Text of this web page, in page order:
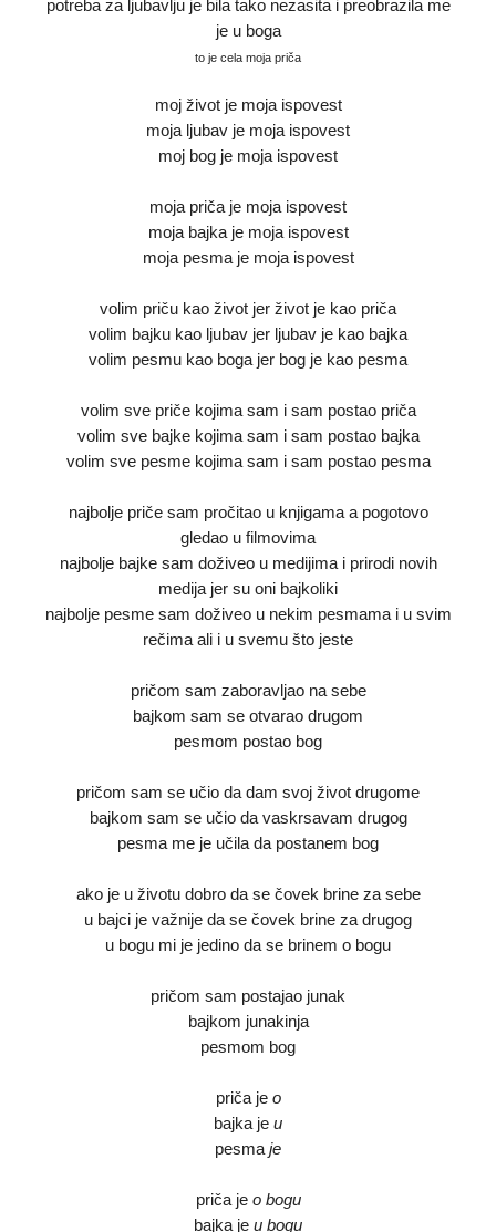
potreba za ljubavlju je bila tako nezasita i preobrazila me
je u boga
to je cela moja priča
moj život je moja ispovest
moja ljubav je moja ispovest
moj bog je moja ispovest
moja priča je moja ispovest
moja bajka je moja ispovest
moja pesma je moja ispovest
volim priču kao život jer život je kao priča
volim bajku kao ljubav jer ljubav je kao bajka
volim pesmu kao boga jer bog je kao pesma
volim sve priče kojima sam i sam postao priča
volim sve bajke kojima sam i sam postao bajka
volim sve pesme kojima sam i sam postao pesma
najbolje priče sam pročitao u knjigama a pogotovo
gledao u filmovima
najbolje bajke sam doživeo u medijima i prirodi novih
medija jer su oni bajkoliki
najbolje pesme sam doživeo u nekim pesmama i u svim
rečima ali i u svemu što jeste
pričom sam zaboravljao na sebe
bajkom sam se otvarao drugom
pesmom postao bog
pričom sam se učio da dam svoj život drugome
bajkom sam se učio da vaskrsavam drugog
pesma me je učila da postanem bog
ako je u životu dobro da se čovek brine za sebe
u bajci je važnije da se čovek brine za drugog
u bogu mi je jedino da se brinem o bogu
pričom sam postajao junak
bajkom junakinja
pesmom bog
priča je o
bajka je u
pesma je
priča je o bogu
bajka je u bogu